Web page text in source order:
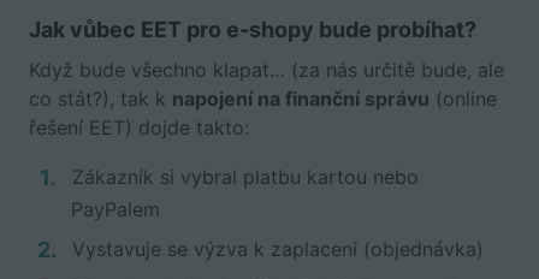
Jak vůbec EET pro e-shopy bude probíhat?
Když bude všechno klapat… (za nás určitě bude, ale
co stát?), tak k napojení na finanční správu (online
řešení EET) dojde takto:
Zákazník si vybral platbu kartou nebo
PayPalem
Vystavuje se výzva k zaplacení (objednávka)